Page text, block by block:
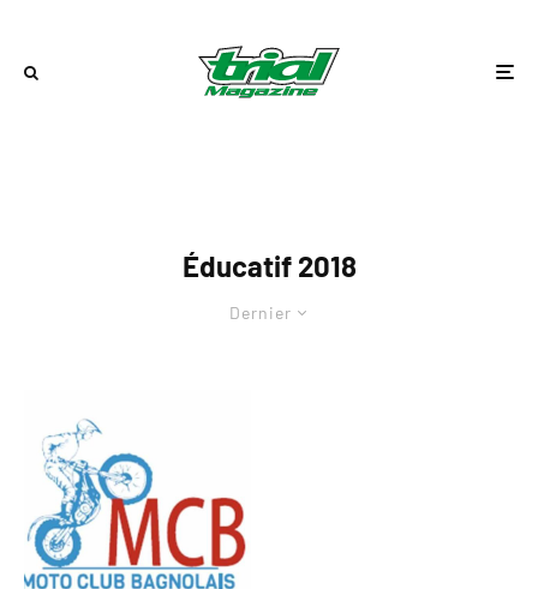
Éducatif 2018
Dernier